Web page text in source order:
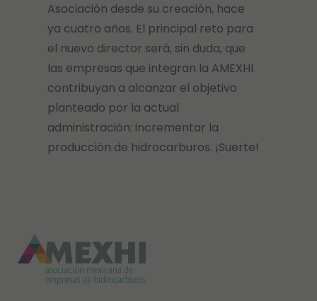
Asociación desde su creación, hace
ya cuatro años. El principal reto para
el nuevo director será, sin duda, que
las empresas que integran la AMEXHI
contribuyan a alcanzar el objetivo
planteado por la actual
administración: incrementar la
producción de hidrocarburos. ¡Suerte!